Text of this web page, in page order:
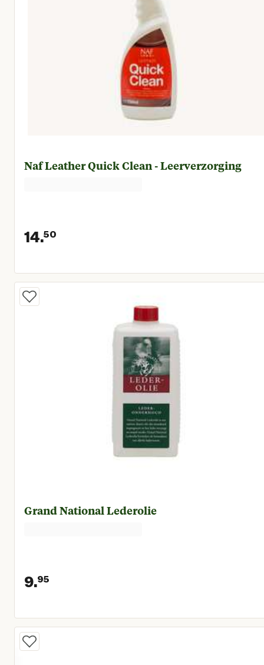
Naf Leather Quick Clean - Leerverzorging
14.50
Huidige prijs € 14,50
Grand National Lederolie
9.95
Huidige prijs € 9,95